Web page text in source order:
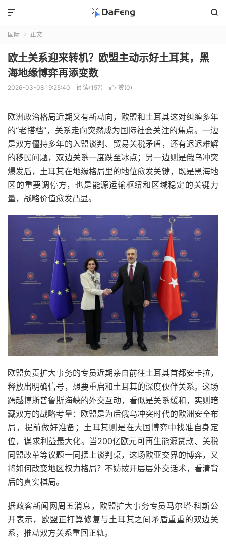


国际  正文
欧土关系迎来转机？欧盟主动示好土耳其，黑
海地缘博弈再添变数
2026-03-08 19:25:40 阅读(157)  赞(0)
欧洲政治格局近期又有新动向，欧盟和土耳其这对纠缠多年
的“老搭档”，关系走向突然成为国际社会关注的焦点。一边
是双方僵持多年的入盟谈判、贸易关税矛盾，还有迟迟难解
的移民问题，双边关系一度跌至冰点；另一边则是俄乌冲突
爆发后，土耳其在地缘格局里的地位愈发关键，既是黑海地
区的重要调停方，也是能源运输枢纽和区域稳定的关键力
量，战略价值愈发凸显。
欧盟负责扩大事务的专员近期亲自前往土耳其首都安卡拉，
释放出明确信号，想要重启和土耳其的深度伙伴关系。这场
跨越博斯普鲁斯海峡的外交互动，看似是关系缓和，实则暗
藏双方的战略考量：欧盟是为后俄乌冲突时代的欧洲安全布
局，提前做好准备；土耳其则是在大国博弈中找准自身定
位，谋求利益最大化。当200亿欧元可再生能源贷款、关税
同盟改革等议题一同摆上谈判桌，这场欧亚交界的博弈，又
将如何改变地区权力格局？不妨拨开层层外交话术，看清背
后的真实棋局。
据政客新闻网周五消息，欧盟扩大事务专员马尔塔·科斯公
开表示，欧盟正打算修复与土耳其之间矛盾重重的双边关
系，推动双方关系重回正轨。